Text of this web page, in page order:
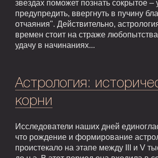
звездах поможет познать сокрытое –
предупредить, ввергнуть в пучину
отчаяния". Действительно,
времен стоит на страже
удачу в начинаниях...
Астрология:
корни
Исследователи наших дней
что рождение и формирование
проистекало на этапе между III и V